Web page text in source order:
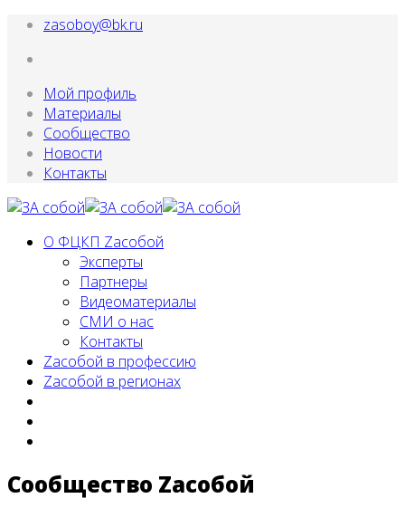
zasoboy@bk.ru
Мой профиль
Материалы
Сообщество
Новости
Контакты
О ФЦКП Zасобой
Эксперты
Партнеры
Видеоматериалы
СМИ о нас
Контакты
Zacобой в профессию
Zaсобой в регионах
Сообщество Zасобой